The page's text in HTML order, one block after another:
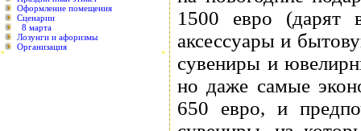
Оформление помещения
Сценарии
8 марта
Лозунги и афоризмы
Организация
1500 евро (дарят
аксессуары и
сувениры и
но даже самые
650 евро, и